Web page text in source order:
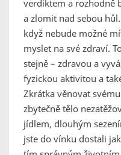
verdiktem a rozhodně
a zlomit nad sebou
když nebude možné
myslet na své zdraví.
stejně – zdravou a
fyzickou aktivitou a
Zkrátka věnovat
zbytečně tělo
jídlem, dlouhým
jste do vínku dostali